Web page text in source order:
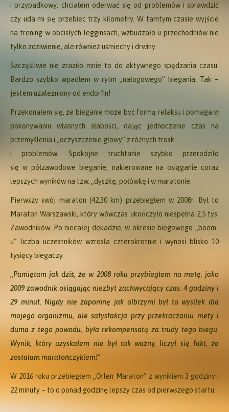
i przypadkowy: chciałem oderwać się od problemów i sprawdzić
czy uda mi się przebiec trzy kilometry. W tamtym czasie wyjście
na trening w obcisłych legginsach, wzbudzało u przechodniów nie
tylko zdziwienie, ale również uśmiechy i drwiny.
Szczęśliwie nie zraziło mnie to do aktywnego spędzania czasu.
Bardzo szybko wpadłem w rytm „nałogowego” biegania. Tak –
jestem uzależniony od endorfin!
Przekonałem się, że bieganie może być formą relaksu i pomaga w
pokonywaniu własnych słabości, dając jednoczenie czas na
przemyślenia i „oczyszczenie głowy” z różnych trosk
i problemów. Spokojne truchtanie szybko przerodziło
się w półzawodowe bieganie, nakierowane na osiąganie coraz
lepszych wyników na tzw. „dyszkę, połówkę i w maratonie.
Pierwszy swój maraton (42,30 km) przebiegłem w 2008r. Był to
Maraton Warszawski, który wówczas ukończyło niespełna 2,5 tys.
Zawodników. Po niecałej dekadzie, w okresie biegowego „boom-
u” liczba uczestników wzrosła czterokrotnie i wynosi blisko 10
tysięcy biegaczy.
„Pamiętam jak dziś, że w 2008 roku przybiegłem na metę, jako
2009 zawodnik osiągając niezbyt zachwycający czas: 4 godziny i
29 minut. Nigdy nie zapomnę jak olbrzymi był to wysiłek dla
mojego organizmu, ale satysfakcja przy przekraczaniu mety i
duma z tego powodu, była rekompensatą za trudy tego biegu.
Wynik, który uzyskałem nie był tak ważny, liczył się fakt, że
zostałam maratończykiem!”
W 2016 roku przebiegłem „Orlen Maraton” z wynikiem 3 godziny i
22 minuty – to o ponad godzinę lepszy czas od pierwszego startu.